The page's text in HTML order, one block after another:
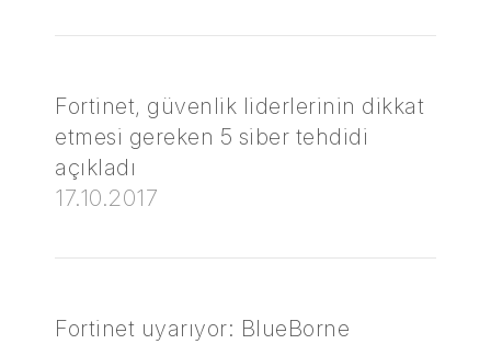
Fortinet, güvenlik liderlerinin dikkat
etmesi gereken 5 siber tehdidi
açıkladı
17.10.2017
Fortinet uyarıyor: BlueBorne